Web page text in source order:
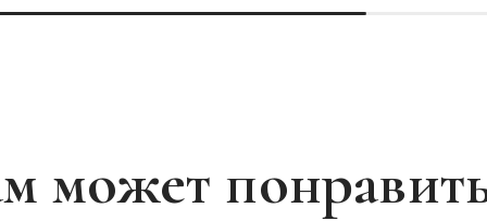
может